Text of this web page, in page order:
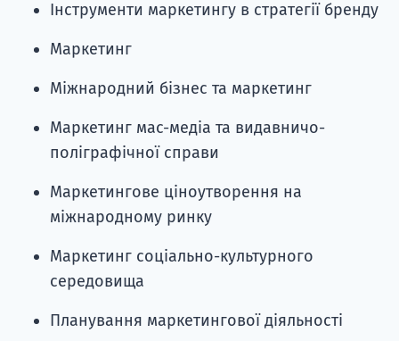
Інструменти маркетингу в стратегії бренду
Маркетинг
Міжнародний бізнес та маркетинг
Маркетинг мас-медіа та видавничо-
поліграфічної справи
Маркетингове ціноутворення на
міжнародному ринку
Маркетинг соціально-культурного
середовища
Планування маркетингової діяльності